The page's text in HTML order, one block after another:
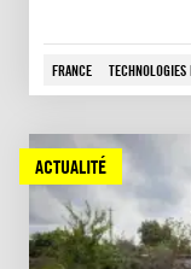
FRANCE
ACTUALITÉ